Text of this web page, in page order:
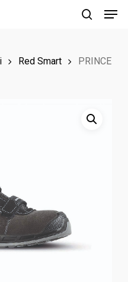
Red Smart
PRINCE